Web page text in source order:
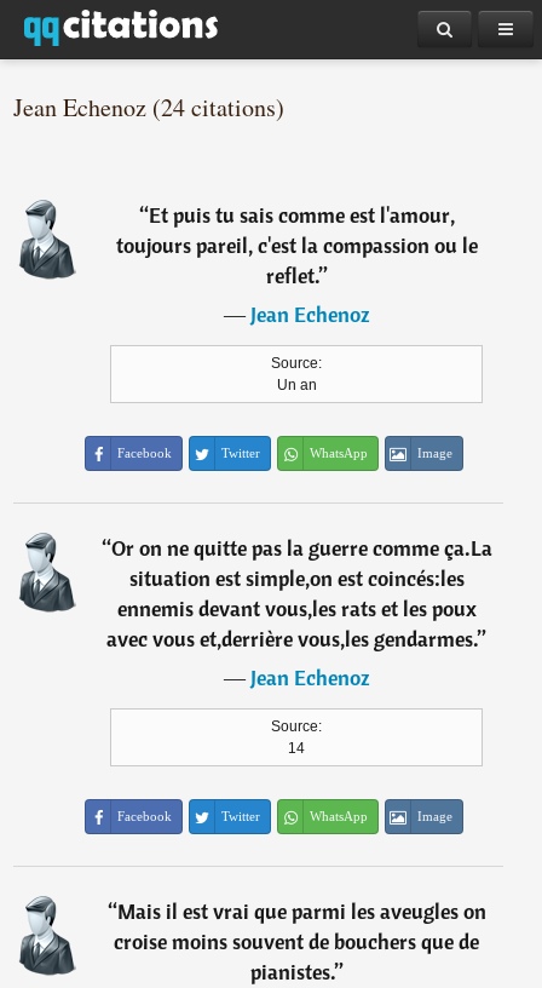
Jean Echenoz (24 citations)
“Et puis tu sais comme est l'amour,
toujours pareil, c'est la compassion ou le
reflet.”
―Jean Echenoz
Source:
Un an
Facebook Twitter WhatsApp Image
“Or on ne quitte pas la guerre comme ça.La
situation est simple,on est coincés:les
ennemis devant vous,les rats et les poux
avec vous et,derrière vous,les gendarmes.”
―Jean Echenoz
Source:
14
Facebook Twitter WhatsApp Image
“Mais il est vrai que parmi les aveugles on
croise moins souvent de bouchers que de
pianistes.”